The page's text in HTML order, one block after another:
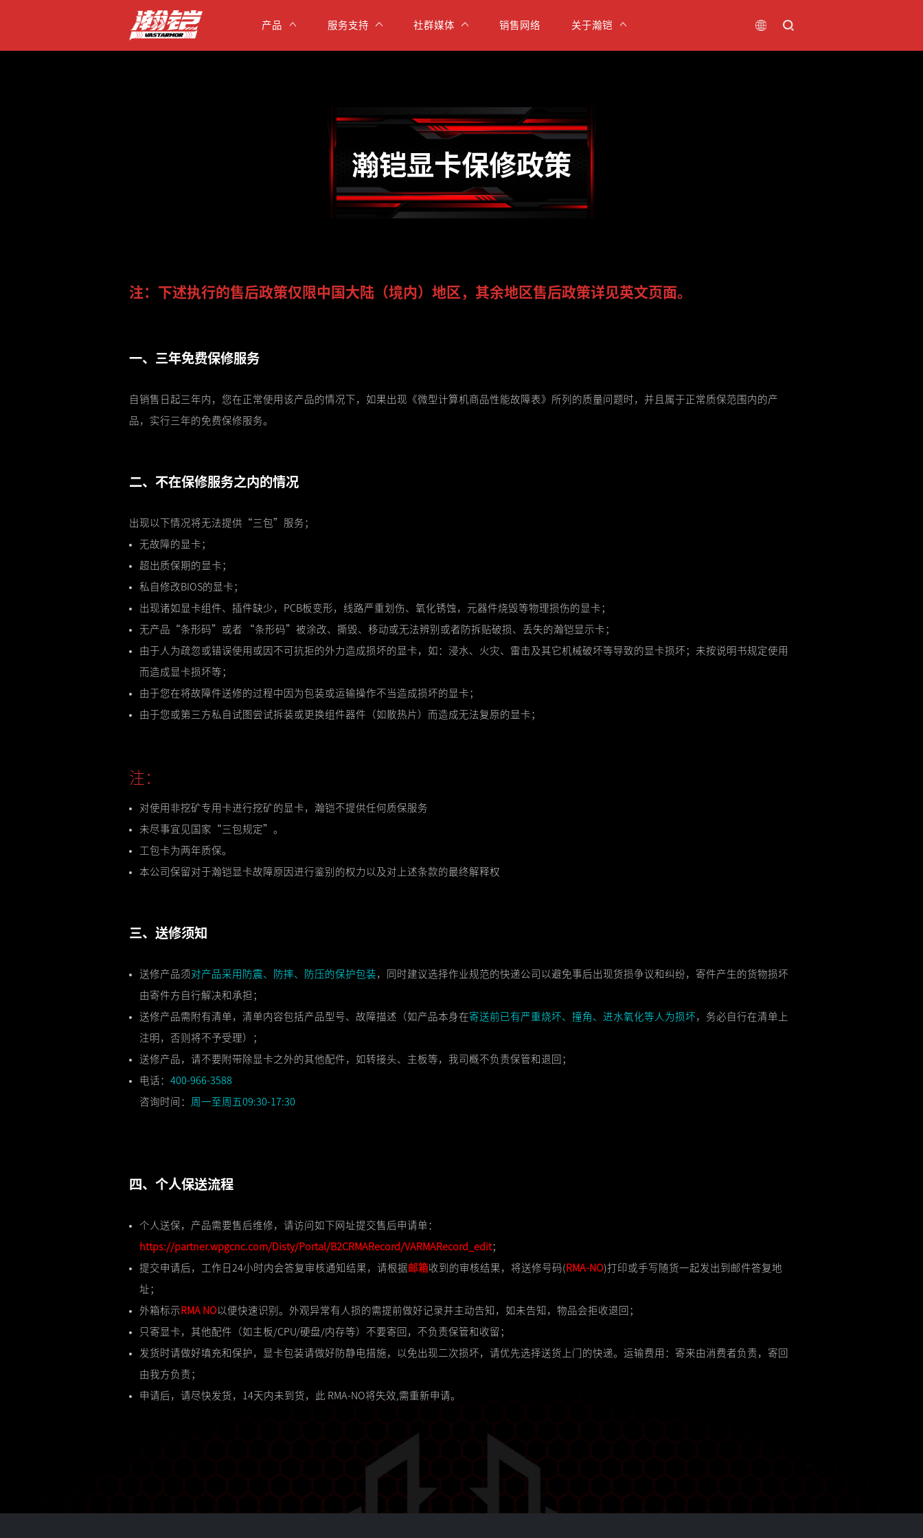
产品 服务支持 社群媒体 销售网络 关于瀚铠
瀚铠显卡保修政策
注：下述执行的售后政策仅限中国大陆（境内）地区，其余地区售后政策详见英文页面。
一、三年免费保修服务
自销售日起三年内，您在正常使用该产品的情况下，如果出现《微型计算机商品性能故障表》所列的质量问题时，并且属于正常质保范围内的产
品，实行三年的免费保修服务。
二、不在保修服务之内的情况
出现以下情况将无法提供“三包”服务；
无故障的显卡；
超出质保期的显卡；
私自修改BIOS的显卡；
出现诸如显卡组件、插件缺少，PCB板变形，线路严重划伤、氧化锈蚀，元器件烧毁等物理损伤的显卡；
无产品“条形码”或者 “条形码”被涂改、撕毁、移动或无法辨别或者防拆贴破损、丢失的瀚铠显示卡；
由于人为疏忽或错误使用或因不可抗拒的外力造成损坏的显卡，如：浸水、火灾、雷击及其它机械破坏等导致的显卡损坏；未按说明书规定使用
而造成显卡损坏等；
由于您在将故障件送修的过程中因为包装或运输操作不当造成损坏的显卡；
由于您或第三方私自试图尝试拆装或更换组件器件（如散热片）而造成无法复原的显卡；
注：
对使用非挖矿专用卡进行挖矿的显卡，瀚铠不提供任何质保服务
未尽事宜见国家“三包规定”。
工包卡为两年质保。
本公司保留对于瀚铠显卡故障原因进行鉴别的权力以及对上述条款的最终解释权
三、送修须知
送修产品须对产品采用防震、防摔、防压的保护包装，同时建议选择作业规范的快递公司以避免事后出现货损争议和纠纷，寄件产生的货物损坏
由寄件方自行解决和承担；
送修产品需附有清单，清单内容包括产品型号、故障描述（如产品本身在寄送前已有严重烧坏、撞角、进水氧化等人为损坏，务必自行在清单上
注明，否则将不予受理）；
送修产品，请不要附带除显卡之外的其他配件，如转接头、主板等，我司概不负责保管和退回；
电话： 400-966-3588
咨询时间： 周一至周五09:30-17:30
四、个人保送流程
个人送保，产品需要售后维修，请访问如下网址提交售后申请单：
https://partner.wpgcnc.com/Disty/Portal/B2CRMARecord/VARMARecord_edit；
提交申请后，工作日24小时内会答复审核通知结果，请根据邮箱收到的审核结果，将送修号码(RMA-NO)打印或手写随货一起发出到邮件答复地
址；
外箱标示RMA NO以便快速识别。外观异常有人损的需提前做好记录并主动告知，如未告知，物品会拒收退回；
只寄显卡，其他配件（如主板/CPU/硬盘/内存等）不要寄回，不负责保管和收留；
发货时请做好填充和保护，显卡包装请做好防静电措施，以免出现二次损坏，请优先选择送货上门的快递。运输费用：寄来由消费者负责，寄回
由我方负责；
申请后，请尽快发货，14天内未到货，此 RMA-NO将失效,需重新申请。